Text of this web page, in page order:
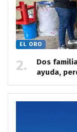
EL ORO
Dos
ayuda,